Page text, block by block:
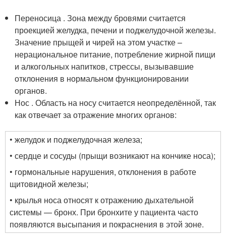
Переносица . Зона между бровями считается
проекцией желудка, печени и поджелудочной железы.
Значение прыщей и чирей на этом участке –
нерациональное питание, потребление жирной пищи
и алкогольных напитков, стрессы, вызывавшие
отклонения в нормальном функционировании
органов.
Нос . Область на носу считается неопределённой, так
как отвечает за отражение многих органов:
• желудок и поджелудочная железа;
• сердце и сосуды (прыщи возникают на кончике носа);
• гормональные нарушения, отклонения в работе
щитовидной железы;
• крылья носа относят к отражению дыхательной
системы — бронх. При бронхите у пациента часто
появляются высыпания и покраснения в этой зоне.